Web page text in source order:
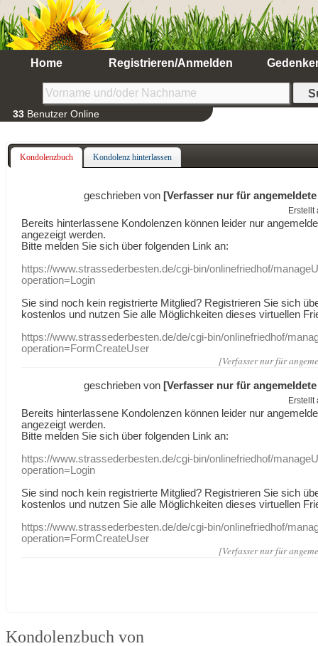
Home Registrieren/Anmelden
33 Benutzer Online
Kondolenzbuch Kondolenz hinterlassen
geschrieben von [Verfasser nur für
Erstellt
Bereits hinterlassene Kondolenzen können leider nur
angezeigt werden.
Bitte melden Sie sich über folgenden Link an:
https://www.strassederbesten.de/cgi-bin/onlinefriedhof/
operation=Login
Sie sind noch kein registrierte Mitglied? Registrieren Sie sich
kostenlos und nutzen Sie alle Möglichkeiten dieses virtuellen
https://www.strassederbesten.de/de/cgi-bin/onlinefriedhof/
operation=FormCreateUser
[Verfasser nur für
geschrieben von [Verfasser nur für
Erstellt
Bereits hinterlassene Kondolenzen können leider nur
angezeigt werden.
Bitte melden Sie sich über folgenden Link an:
https://www.strassederbesten.de/cgi-bin/onlinefriedhof/
operation=Login
Sie sind noch kein registrierte Mitglied? Registrieren Sie sich
kostenlos und nutzen Sie alle Möglichkeiten dieses virtuellen
https://www.strassederbesten.de/de/cgi-bin/onlinefriedhof/
operation=FormCreateUser
[Verfasser nur für
Kondolenzbuch von